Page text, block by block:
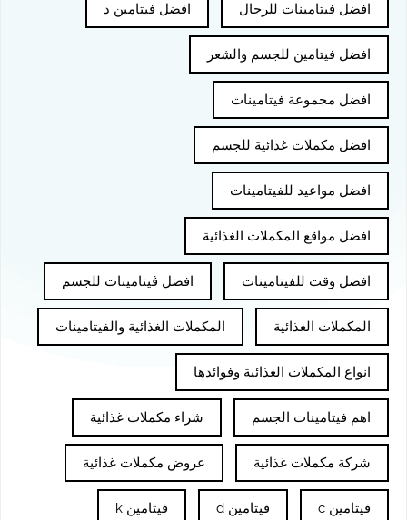
افضل فيتامينات للرجال افضل فيتامين د
افضل فيتامين للجسم والشعر
افضل مجموعة فيتامينات
افضل مكملات غذائية للجسم
افضل مواعيد للفيتامينات
افضل مواقع المكملات الغذائية
افضل وقت للفيتامينات افضل ڤيتامينات للجسم
المكملات الغذائية المكملات الغذائية والفيتامينات
انواع المكملات الغذائية وفوائدها
اهم فيتامينات الجسم شراء مكملات غذائية
شركة مكملات غذائية عروض مكملات غذائية
فيتامين c فيتامين d فيتامين k